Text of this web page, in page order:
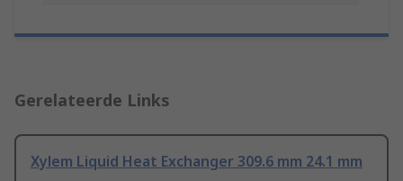
Gerelateerde Links
Xylem Liquid Heat Exchanger 309.6 mm 24.1 mm